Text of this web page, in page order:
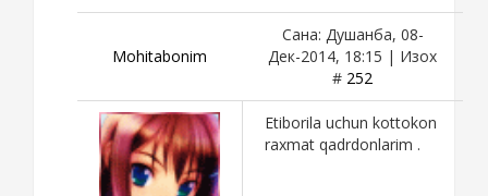
Mohitabonim
Сана: Душанба, 08-
Дек-2014, 18:15 | Изох
# 252
Etiborila uchun kottokon
raxmat qadrdonlarim .